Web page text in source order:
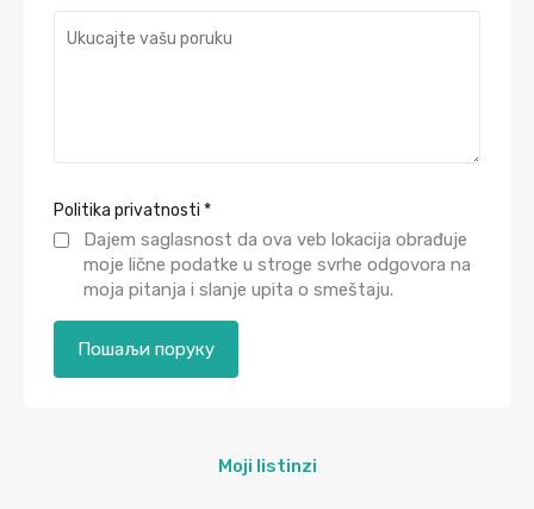
Politika privatnosti *
Dajem saglasnost da ova veb lokacija obrađuje
moje lične podatke u stroge svrhe odgovora na
moja pitanja i slanje upita o smeštaju.
Moji listinzi